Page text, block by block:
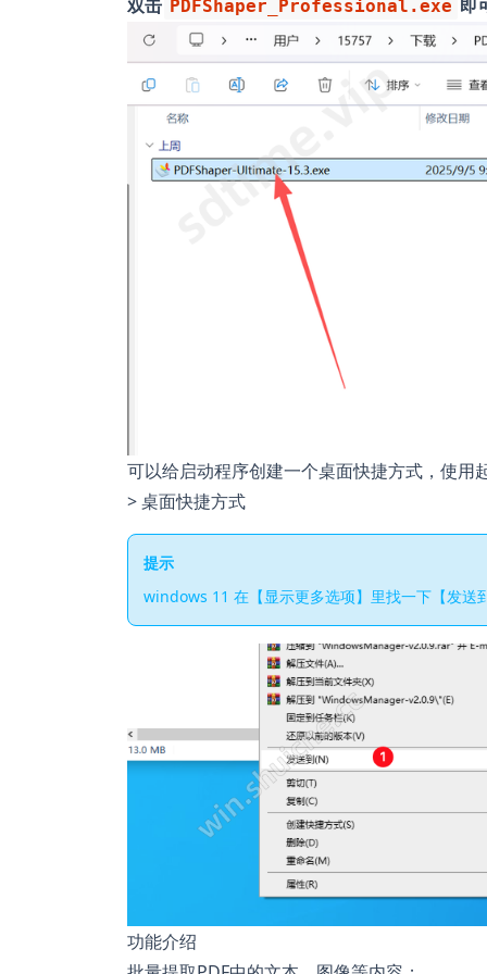
双击 PDFShaper_Professional.exe 即
可以给启动程序创建一个桌面快捷方式，使用
> 桌面快捷方式
提示
windows 11 在【显示更多选项】里找一下【发送
功能介绍